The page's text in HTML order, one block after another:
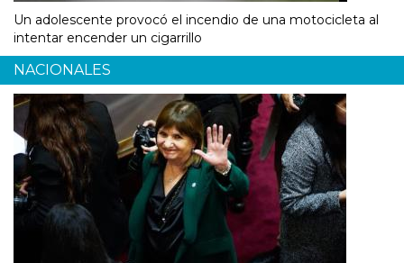
Un adolescente provocó el incendio de una motocicleta al
intentar encender un cigarrillo
NACIONALES